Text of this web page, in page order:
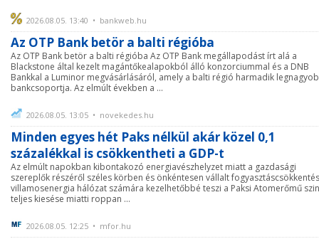
2026.08.05. 13:40 • bankweb.hu
Az OTP Bank betör a balti régióba
Az OTP Bank betör a balti régióba Az OTP Bank megállapodást írt alá a
Blackstone által kezelt magántőkealapokból álló konzorciummal és a DNB
Bankkal a Luminor megvásárlásáról, amely a balti régió harmadik
bankcsoportja. Az elmúlt években a ...
2026.08.05. 13:05 • novekedes.hu
Minden egyes hét Paks nélkül akár közel 0,1
százalékkal is csökkentheti a GDP-t
Az elmúlt napokban kibontakozó energiavészhelyzet miatt a gazdasági
szereplők részéről széles körben és önkéntesen vállalt
villamosenergia hálózat számára kezelhetőbbé teszi a Paksi Atomerőmű
teljes kiesése miatti roppan ...
2026.08.05. 12:25 • mfor.hu